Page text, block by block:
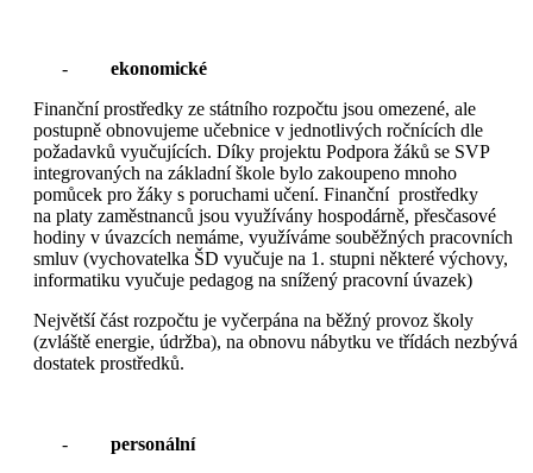
- ekonomické
Finanční prostředky ze státního rozpočtu jsou omezené, ale
postupně obnovujeme učebnice v jednotlivých ročnících dle
požadavků vyučujících. Díky projektu Podpora žáků se SVP
integrovaných na základní škole bylo zakoupeno mnoho
pomůcek pro žáky s poruchami učení. Finanční prostředky
na platy zaměstnanců jsou využívány hospodárně, přesčasové
hodiny v úvazcích nemáme, využíváme souběžných pracovních
smluv (vychovatelka ŠD vyučuje na 1. stupni některé výchovy,
informatiku vyučuje pedagog na snížený pracovní úvazek)
Největší část rozpočtu je vyčerpána na běžný provoz školy
(zvláště energie, údržba), na obnovu nábytku ve třídách nezbývá
dostatek prostředků.
- personální